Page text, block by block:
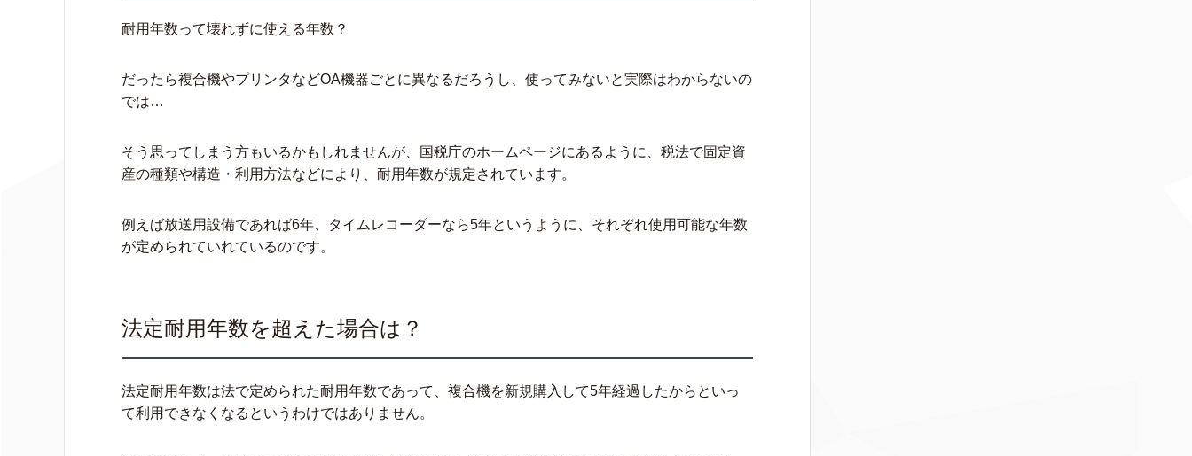
耐用年数って壊れずに使える年数？
だったら複合機やプリンタなどOA機器ごとに異なるだろうし、使ってみないと実際はわからないの
では…
そう思ってしまう方もいるかもしれませんが、国税庁のホームページにあるように、税法で固定資
産の種類や構造・利用方法などにより、耐用年数が規定されています。
例えば放送用設備であれば6年、タイムレコーダーなら5年というように、それぞれ使用可能な年数
が定められていれているのです。
法定耐用年数を超えた場合は？
法定耐用年数は法で定められた耐用年数であって、複合機を新規購入して5年経過したからといっ
て利用できなくなるというわけではありません。